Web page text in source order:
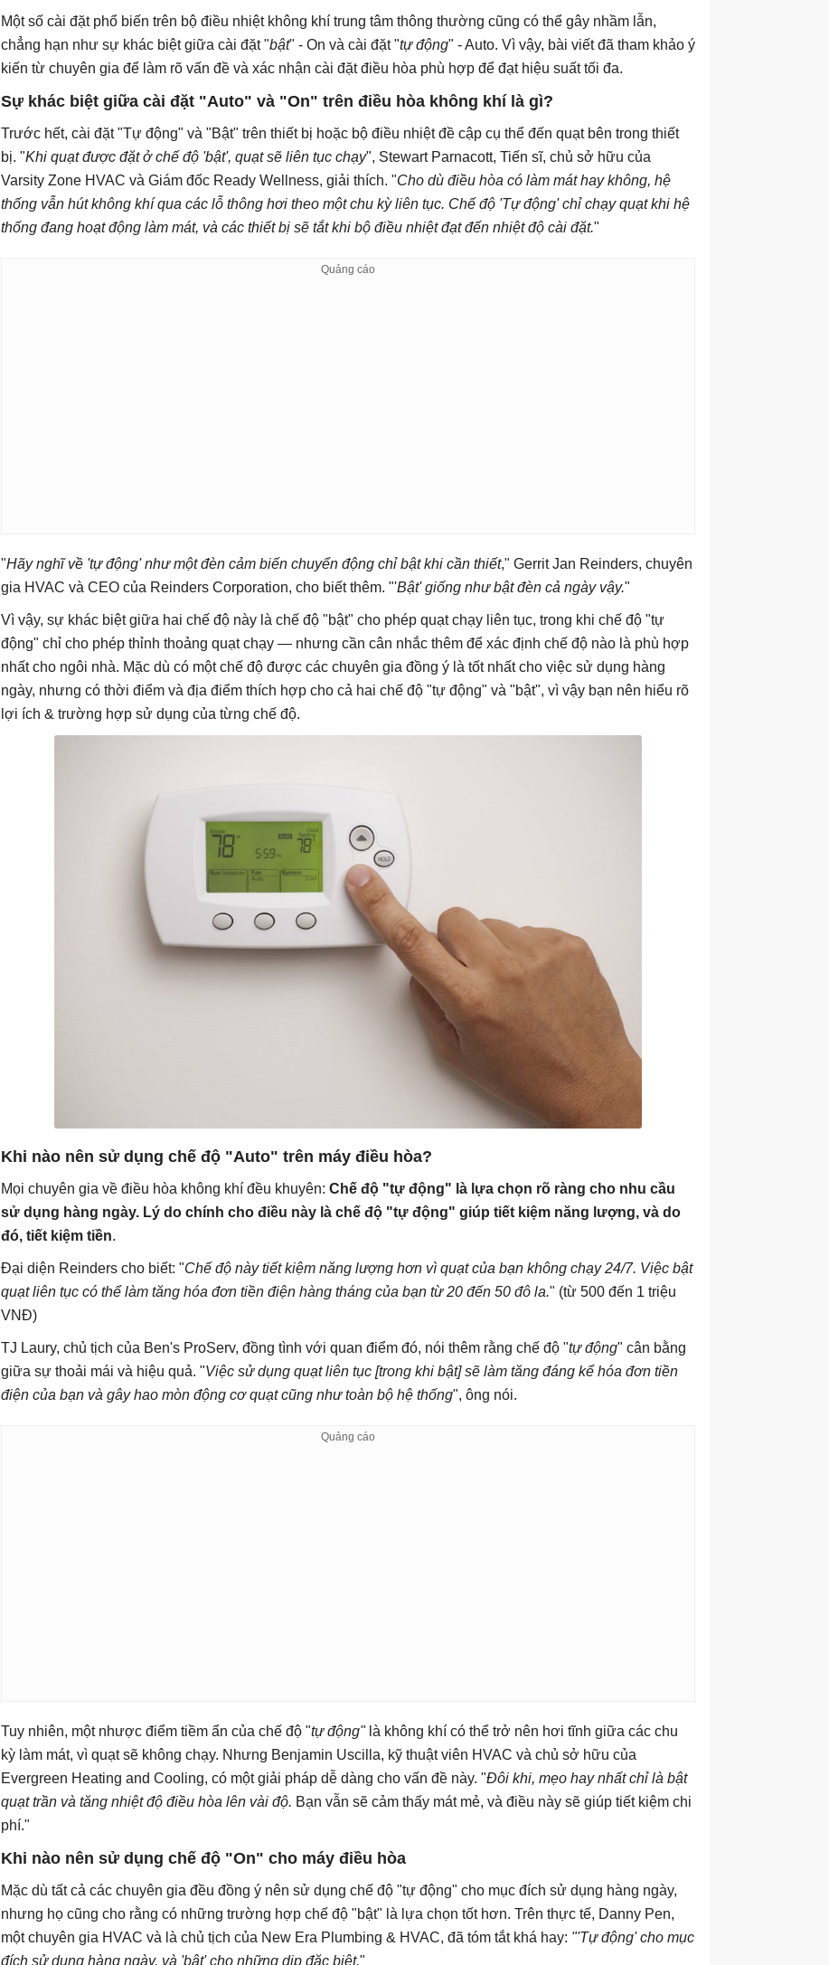
Một số cài đặt phổ biến trên bộ điều nhiệt không khí trung tâm thông thường cũng có thể gây nhầm lẫn,
chẳng hạn như sự khác biệt giữa cài đặt "bật" - On và cài đặt "tự động" - Auto. Vì vậy, bài viết đã tham khảo ý
kiến từ chuyên gia để làm rõ vấn đề và xác nhận cài đặt điều hòa phù hợp để đạt hiệu suất tối đa.
Sự khác biệt giữa cài đặt "Auto" và "On" trên điều hòa không khí là gì?
Trước hết, cài đặt "Tự động" và "Bật" trên thiết bị hoặc bộ điều nhiệt đề cập cụ thể đến quạt bên trong thiết
bị. "Khi quạt được đặt ở chế độ 'bật', quạt sẽ liên tục chạy", Stewart Parnacott, Tiến sĩ, chủ sở hữu của
Varsity Zone HVAC và Giám đốc Ready Wellness, giải thích. "Cho dù điều hòa có làm mát hay không, hệ
thống vẫn hút không khí qua các lỗ thông hơi theo một chu kỳ liên tục. Chế độ 'Tự động' chỉ chạy quạt khi hệ
thống đang hoạt động làm mát, và các thiết bị sẽ tắt khi bộ điều nhiệt đạt đến nhiệt độ cài đặt."
"Hãy nghĩ về 'tự động' như một đèn cảm biến chuyển động chỉ bật khi cần thiết," Gerrit Jan Reinders, chuyên
gia HVAC và CEO của Reinders Corporation, cho biết thêm. "'Bật' giống như bật đèn cả ngày vậy."
Vì vậy, sự khác biệt giữa hai chế độ này là chế độ "bật" cho phép quạt chạy liên tục, trong khi chế độ "tự
động" chỉ cho phép thỉnh thoảng quạt chạy — nhưng cần cân nhắc thêm để xác định chế độ nào là phù hợp
nhất cho ngôi nhà. Mặc dù có một chế độ được các chuyên gia đồng ý là tốt nhất cho việc sử dụng hàng
ngày, nhưng có thời điểm và địa điểm thích hợp cho cả hai chế độ "tự động" và "bật", vì vậy bạn nên hiểu rõ
lợi ích & trường hợp sử dụng của từng chế độ.
Khi nào nên sử dụng chế độ "Auto" trên máy điều hòa?
Mọi chuyên gia về điều hòa không khí đều khuyên: Chế độ "tự động" là lựa chọn rõ ràng cho nhu cầu
sử dụng hàng ngày. Lý do chính cho điều này là chế độ "tự động" giúp tiết kiệm năng lượng, và do
đó, tiết kiệm tiền.
Đại diện Reinders cho biết: "Chế độ này tiết kiệm năng lượng hơn vì quạt của bạn không chạy 24/7. Việc bật
quạt liên tục có thể làm tăng hóa đơn tiền điện hàng tháng của bạn từ 20 đến 50 đô la." (từ 500 đến 1 triệu
VNĐ)
TJ Laury, chủ tịch của Ben's ProServ, đồng tình với quan điểm đó, nói thêm rằng chế độ "tự động" cân bằng
giữa sự thoải mái và hiệu quả. "Việc sử dụng quạt liên tục [trong khi bật] sẽ làm tăng đáng kể hóa đơn tiền
điện của bạn và gây hao mòn động cơ quạt cũng như toàn bộ hệ thống", ông nói.
Tuy nhiên, một nhược điểm tiềm ẩn của chế độ "tự động"là không khí có thể trở nên hơi tĩnh giữa các chu
kỳ làm mát, vì quạt sẽ không chạy. Nhưng Benjamin Uscilla, kỹ thuật viên HVAC và chủ sở hữu của
Evergreen Heating and Cooling, có một giải pháp dễ dàng cho vấn đề này. "Đôi khi, mẹo hay nhất chỉ là bật
quạt trần và tăng nhiệt độ điều hòa lên vài độ. Bạn vẫn sẽ cảm thấy mát mẻ, và điều này sẽ giúp tiết kiệm chi
phí."
Khi nào nên sử dụng chế độ "On" cho máy điều hòa
Mặc dù tất cả các chuyên gia đều đồng ý nên sử dụng chế độ "tự động" cho mục đích sử dụng hàng ngày,
nhưng họ cũng cho rằng có những trường hợp chế độ "bật" là lựa chọn tốt hơn. Trên thực tế, Danny Pen,
một chuyên gia HVAC và là chủ tịch của New Era Plumbing & HVAC, đã tóm tắt khá hay: "'Tự động' cho mục
đích sử dụng hàng ngày, và 'bật' cho những dịp đặc biệt."